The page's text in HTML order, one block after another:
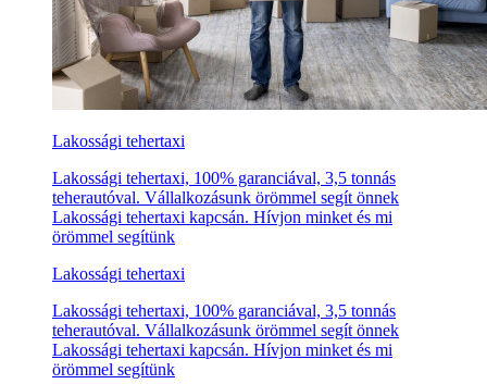
Lakossági tehertaxi
Lakossági tehertaxi, 100% garanciával, 3,5 tonnás
teherautóval. Vállalkozásunk örömmel segít önnek
Lakossági tehertaxi kapcsán. Hívjon minket és mi
örömmel segítünk
Lakossági tehertaxi
Lakossági tehertaxi, 100% garanciával, 3,5 tonnás
teherautóval. Vállalkozásunk örömmel segít önnek
Lakossági tehertaxi kapcsán. Hívjon minket és mi
örömmel segítünk